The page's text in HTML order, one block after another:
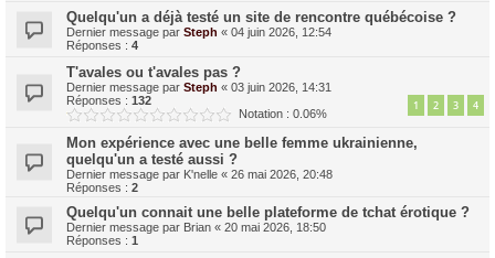
Quelqu'un a déjà testé un site de rencontre québécoise ?
Dernier message par Steph « 04 juin 2026, 12:54
Réponses : 4
T'avales ou t'avales pas ?
Dernier message par Steph « 03 juin 2026, 14:31
Réponses : 132 1 2 3 4
Notation : 0.06%
Mon expérience avec une belle femme ukrainienne,
quelqu'un a testé aussi ?
Dernier message par K'nelle « 26 mai 2026, 20:48
Réponses : 2
Quelqu'un connait une belle plateforme de tchat érotique ?
Dernier message par Brian « 20 mai 2026, 18:50
Réponses : 1